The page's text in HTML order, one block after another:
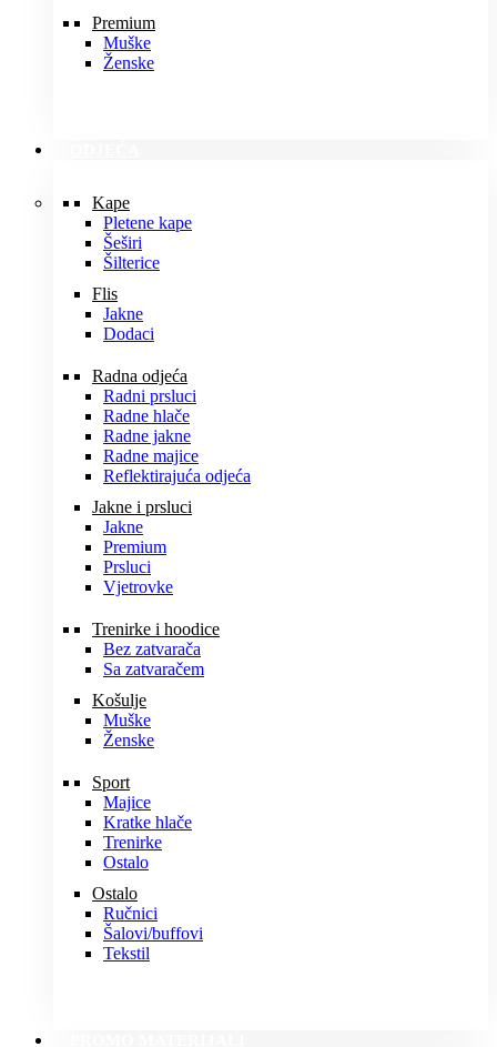
Premium
Muške
Ženske
Kape
Pletene kape
Šeširi
Šilterice
Flis
Jakne
Dodaci
Radna odjeća
Radni prsluci
Radne hlače
Radne jakne
Radne majice
Reflektirajuća odjeća
Jakne i prsluci
Jakne
Premium
Prsluci
Vjetrovke
Trenirke i hoodice
Bez zatvarača
Sa zatvaračem
Košulje
Muške
Ženske
Sport
Majice
Kratke hlače
Trenirke
Ostalo
Ostalo
Ručnici
Šalovi/buffovi
Tekstil